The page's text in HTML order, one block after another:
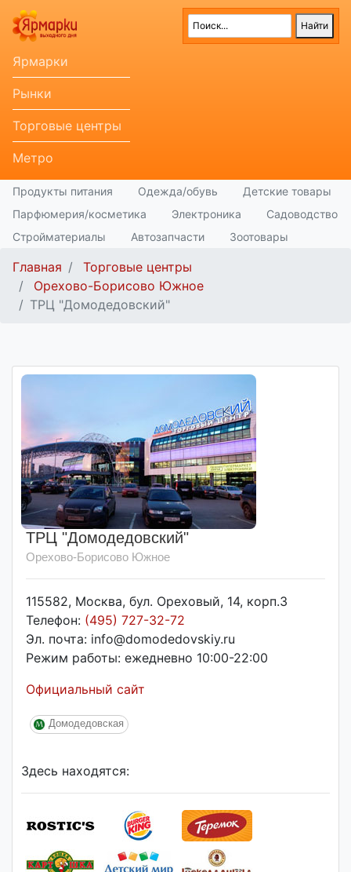
Ярмарки
Рынки
Торговые центры
Метро
Продукты питания Одежда/обувь
Детские товары
Парфюмерия/косметика
Электроника
Садоводство
Стройматериалы
Автозапчасти Зоотовары
Главная
Торговые центры
Орехово-Борисово Южное
ТРЦ "Домодедовский"
ТРЦ "Домодедовский"
Орехово-Борисово Южное
115582, Москва, бул. Ореховый, 14, корп.3
Телефон: (495) 727-32-72
Эл. почта: info@domodedovskiy.ru
Режим работы: ежедневно 10:00-22:00
Официальный сайт
Домодедовская
Здесь находятся: